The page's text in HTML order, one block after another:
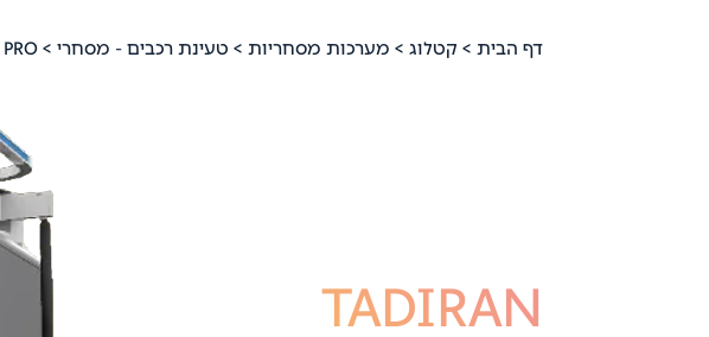
דף הבית > קטלוג > מערכות מסחריות > טעינת רכבים - מסחרי > TADIRAN BOOST CHARGE PRO
TADIRAN